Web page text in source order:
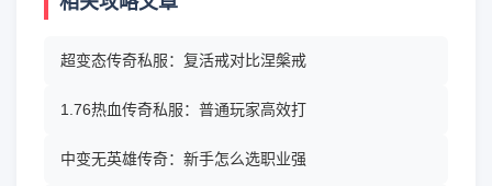
超变态传奇私服：复活戒对比涅槃戒
1.76热血传奇私服：普通玩家高效打
中变无英雄传奇：新手怎么选职业强